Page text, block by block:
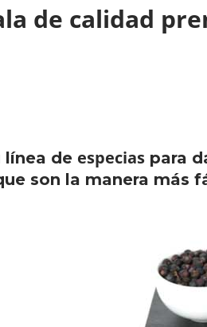
de calidad
línea de especias para
son la manera más